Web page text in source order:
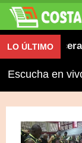
LO ÚLTIMO
Escucha en